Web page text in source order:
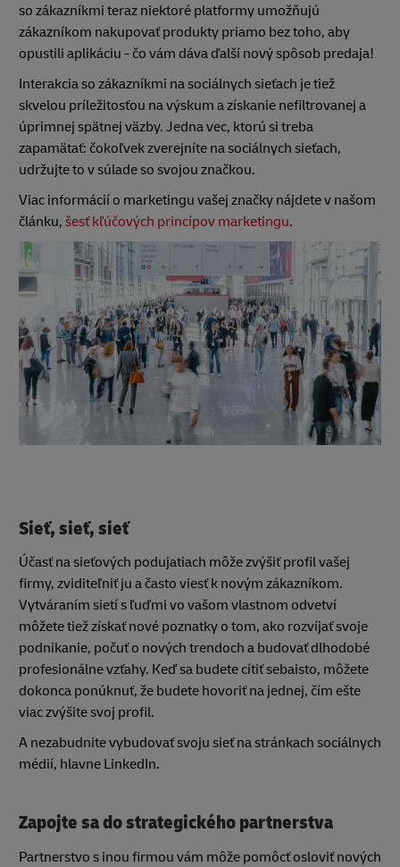
so zákazníkmi teraz niektoré platformy umožňujú
zákazníkom nakupovať produkty priamo bez toho, aby
opustili aplikáciu - čo vám dáva ďalší nový spôsob predaja!
Interakcia so zákazníkmi na sociálnych sieťach je tiež
skvelou príležitosťou na výskum a získanie nefiltrovanej a
úprimnej spätnej väzby. Jedna vec, ktorú si treba
zapamätať: čokoľvek zverejníte na sociálnych sieťach,
udržujte to v súlade so svojou značkou.
Viac informácií o marketingu vašej značky nájdete v našom
článku, šesť kľúčových princípov marketingu.
Sieť, sieť, sieť
Účasť na sieťových podujatiach môže zvýšiť profil vašej
firmy, zviditeľniť ju a často viesť k novým zákazníkom.
Vytváraním sietí s ľuďmi vo vašom vlastnom odvetví
môžete tiež získať nové poznatky o tom, ako rozvíjať svoje
podnikanie, počuť o nových trendoch a budovať dlhodobé
profesionálne vzťahy. Keď sa budete cítiť sebaisto, môžete
dokonca ponúknuť, že budete hovoriť na jednej, čím ešte
viac zvýšite svoj profil.
A nezabudnite vybudovať svoju sieť na stránkach sociálnych
médií, hlavne LinkedIn.
Zapojte sa do strategického partnerstva
Partnerstvo s inou firmou vám môže pomôcť osloviť nových